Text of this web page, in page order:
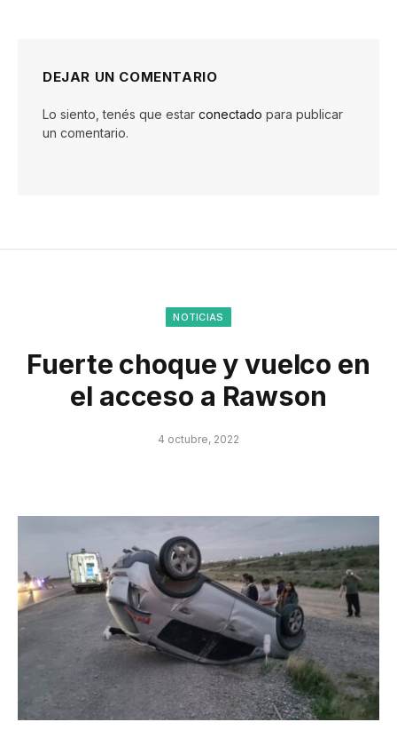
DEJAR UN COMENTARIO
Lo siento, tenés que estar conectado para publicar
un comentario.
NOTICIAS
Fuerte choque y vuelco en
el acceso a Rawson
4 octubre, 2022